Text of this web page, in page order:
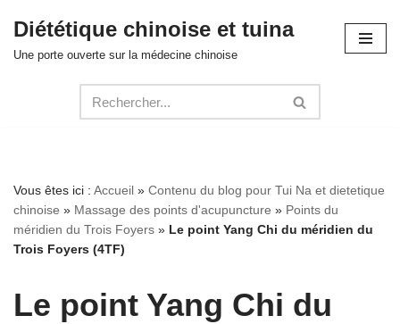
Aller
Diététique chinoise et tuina
Une porte ouverte sur la médecine chinoise
Vous êtes ici : Accueil » Contenu du blog pour Tui Na et dietetique
chinoise » Massage des points d'acupuncture » Points du
méridien du Trois Foyers » Le point Yang Chi du méridien du
Trois Foyers (4TF)
Le point Yang Chi du